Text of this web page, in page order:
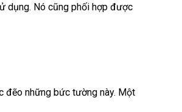
dụng. Nó cũng phối hợp được
đẽo những bức tường này. Một